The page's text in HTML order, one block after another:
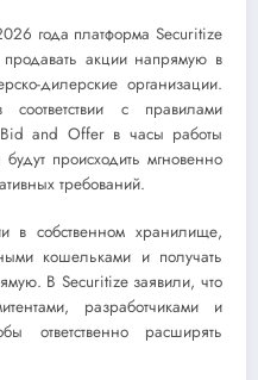
года платформа Securitize
продавать акции напрямую в
дилерские организации.
с правилами
and Offer в часы работы
происходить мгновенно
требований.
в собственном хранилище,
кошельками и получать
В Securitize заявили, что
разработчиками и
ответственно расширять